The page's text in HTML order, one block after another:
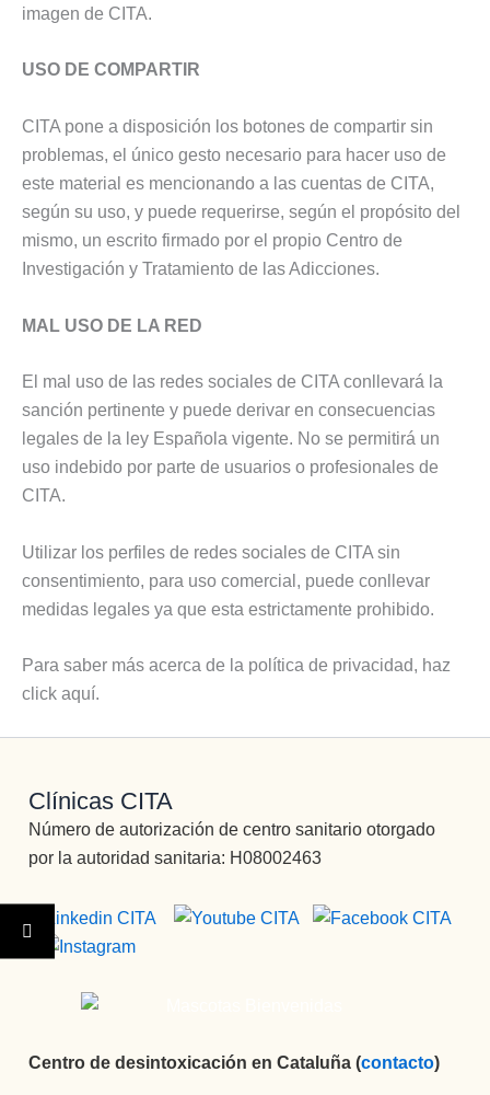
imagen de CITA.
USO DE COMPARTIR
CITA pone a disposición los botones de compartir sin
problemas, el único gesto necesario para hacer uso de
este material es mencionando a las cuentas de CITA,
según su uso, y puede requerirse, según el propósito del
mismo, un escrito firmado por el propio Centro de
Investigación y Tratamiento de las Adicciones.
MAL USO DE LA RED
El mal uso de las redes sociales de CITA conllevará la
sanción pertinente y puede derivar en consecuencias
legales de la ley Española vigente. No se permitirá un
uso indebido por parte de usuarios o profesionales de
CITA.
Utilizar los perfiles de redes sociales de CITA sin
consentimiento, para uso comercial, puede conllevar
medidas legales ya que esta estrictamente prohibido.
Para saber más acerca de la política de privacidad, haz
click aquí.
Clínicas CITA
Número de autorización de centro sanitario otorgado
por la autoridad sanitaria: H08002463
Centro de desintoxicación en Cataluña (contacto)